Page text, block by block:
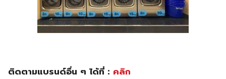
ติดตามแบรนด์อื่น ๆ ได้ที่ : คลิก